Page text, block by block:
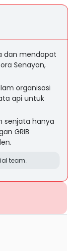
dan mendapat
Senayan,
organisasi
api untuk
senjata hanya
GRIB
team.